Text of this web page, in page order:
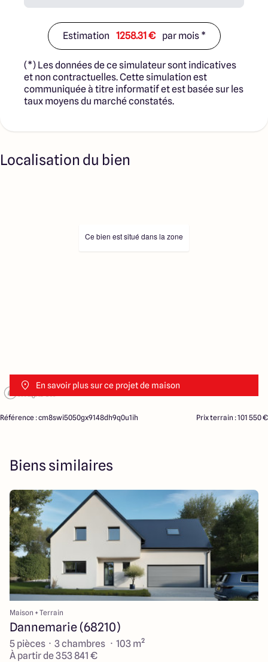
Estimation 1258.31 € par mois *
(*) Les données de ce simulateur sont indicatives
et non contractuelles. Cette simulation est
communiquée à titre informatif et est basée sur les
taux moyens du marché constatés.
Localisation du bien
En savoir plus sur ce projet de maison
Ce bien est situé dans la zone
Référence : cm8swi5050gx9148dh9q0u1ih Prix terrain : 101 550 €
Biens similaires
Maison + Terrain
Dannemarie (68210)
5 pièces · 3 chambres · 103 m²
À partir de 353 841 €